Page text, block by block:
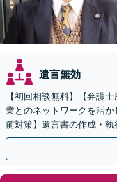
遺言無効
【初回相談無料】【弁護
業とのネットワークを活
前対策】遺言書の作成・
地区・中央区役所徒歩2分